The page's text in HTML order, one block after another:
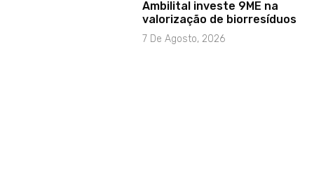
Ambilital investe 9ME na
valorização de biorresíduos
7 De Agosto, 2026